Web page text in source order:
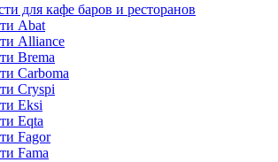
для кафе баров и ресторанов
Abat
Alliance
Brema
Carboma
Cryspi
Eksi
Eqta
Fagor
Fama